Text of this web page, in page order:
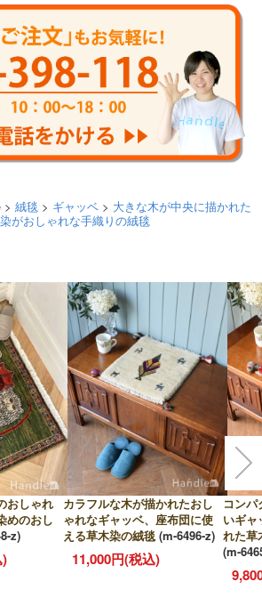
> 絨毯 > ギャッベ > 大きな木が中央に描かれた
がおしゃれな手織りの絨毯
おしゃれ
めのおし
z)
カラフルな木が描かれたおし
ゃれなギャッベ、座布団に使
える草木染の絨毯 (m-6496-z)
11,000円(税込)
コン
いギャ
れた草
(m-